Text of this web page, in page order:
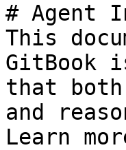
# Agent
This
GitBook
that both
and
Learn